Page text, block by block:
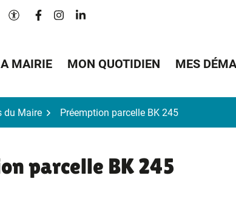
Paramètres d'accessibilité
Lien vers le compte Facebook
Lien vers le compte Instagram
Lien vers le compte Linkedin
MAIRIE MON QUOTIDIEN MES
du Maire Préemption parcelle BK 245
parcelle BK 245